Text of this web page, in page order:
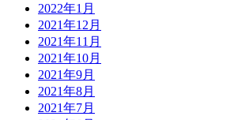
2022年1月
2021年12月
2021年11月
2021年10月
2021年9月
2021年8月
2021年7月